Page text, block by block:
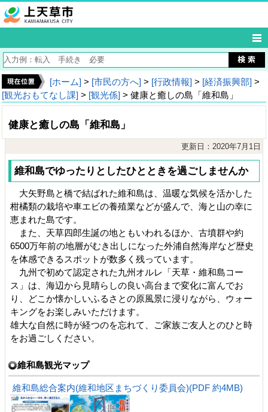
[ホーム] > [市民の方へ] > [行政情報] > [経済振興部] >
[観光おもてなし課] > [観光係] > 健康と癒しの島「維和島」
健康と癒しの島「維和島」
更新日：2020年7月1日
維和島でゆったりとしたひとときを過ごしませんか
大矢野島と橋で結ばれた維和島は、温暖な気候を活かした
柑橘類の栽培や車エビの養殖業などが盛んで、海と山の幸に
恵まれた島です。
また、天草四郎生誕の地ともいわれるほか、古墳群や約
6500万年前の地層がむき出しになった外浦自然海岸など歴史
を体感できるスポットが数多く残っています。
九州で初めて認定された九州オルレ「天草・維和島コー
ス」は、海辺から見晴らしの良い高台まで変化に富んでお
り、どこか懐かしいふるさとの原風景に浸りながら、ウォー
キングをお楽しみいただけます。
雄大な自然に時が経つのを忘れて、ご家族ご友人とのひと時
をお過ごしください。
維和島観光マップ
維和島総合案内(維和地区まちづくり委員会)(PDF 約4MB)